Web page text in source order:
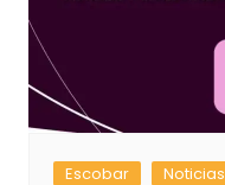
Escobar Noticias